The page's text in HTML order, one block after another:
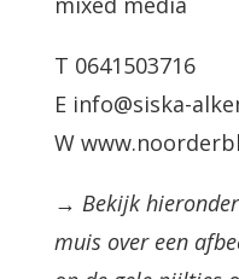
T 0641503716
E info@siska-
W
→ Bekijk
muis over een